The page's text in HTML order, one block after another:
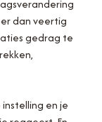
dan veertig
gedrag te
en je